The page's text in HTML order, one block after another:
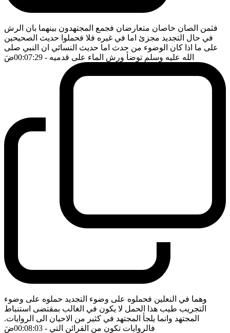
فثمن الصان خاصان متعارضان فجمع المجتهدون بينهما بان الرش
في حال التجديد مجزئ اما في غيره فلا فحملوا حديث الصحيحين
على ما اذا كان الوضوء من حدث اما حديث النسائي ان النبي صلى
الله عليه وسلم توضأ ورش الماء على قدميه - 00:07:29 ضَ
وهما في النعلين فحملوه على وضوء التجديد حملوه على وضوء
التجريب طيب هذا الحمل لا يكون في الغالب بمقتضى استنباط
المجتهد وانما يلجأ المجتهد في كثير من الاحيان الى الروايات.
فالروايات تكون من القرائن التي - 00:08:03 ضَ